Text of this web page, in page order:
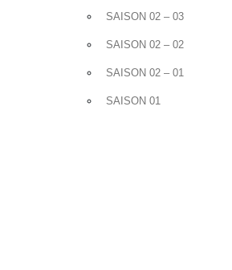
SAISON 02 – 03
SAISON 02 – 02
SAISON 02 – 01
SAISON 01